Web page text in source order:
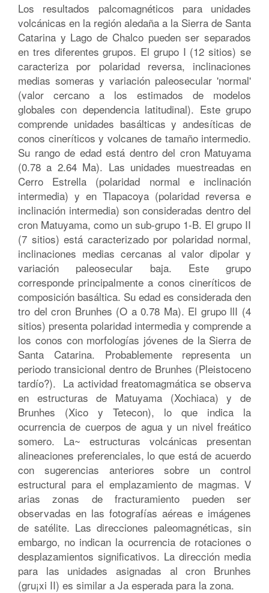
Los resultados palcomagnéticos para unidades
volcánicas en la región aledaña a la Sierra de Santa
Catarina y Lago de Chalco pueden ser separados
en tres diferentes grupos. El grupo I (12 sitios) se
caracteriza por polaridad reversa, inclinaciones
medias someras y variación paleosecular 'normal'
(valor cercano a los estimados de modelos
globales con dependencia latitudinal). Este grupo
comprende unidades basálticas y andesíticas de
conos cineríticos y volcanes de tamaño intermedio.
Su rango de edad está dentro del cron Matuyama
(0.78 a 2.64 Ma). Las unidades muestreadas en
Cerro Estrella (polaridad normal e inclinación
intermedia) y en Tlapacoya (polaridad reversa e
inclinación intermedia) son consideradas dentro del
cron Matuyama, como un sub-grupo 1-B. El grupo II
(7 sitios) está caracterizado por polaridad normal,
inclinaciones medias cercanas al valor dipolar y
variación paleosecular baja. Este grupo
corresponde principalmente a conos cineríticos de
composición basáltica. Su edad es considerada den
tro del cron Brunhes (O a 0.78 Ma). El grupo llI (4
sitios) presenta polaridad intermedia y comprende a
los conos con morfologías jóvenes de la Sierra de
Santa Catarina. Probablemente representa un
periodo transicional dentro de Brunhes (Pleistoceno
tardío?). La actividad freatomagmática se observa
en estructuras de Matuyama (Xochiaca) y de
Brunhes (Xico y Tetecon), lo que indica la
ocurrencia de cuerpos de agua y un nivel freático
somero. La~ estructuras volcánicas presentan
alineaciones preferenciales, lo que está de acuerdo
con sugerencias anteriores sobre un control
estructural para el emplazamiento de magmas. V
arias zonas de fracturamiento pueden ser
observadas en las fotografías aéreas e imágenes
de satélite. Las direcciones paleomagnéticas, sin
embargo, no indican la ocurrencia de rotaciones o
desplazamientos significativos. La dirección media
para las unidades asignadas al cron Brunhes
(gru¡xi II) es similar a Ja esperada para la zona.